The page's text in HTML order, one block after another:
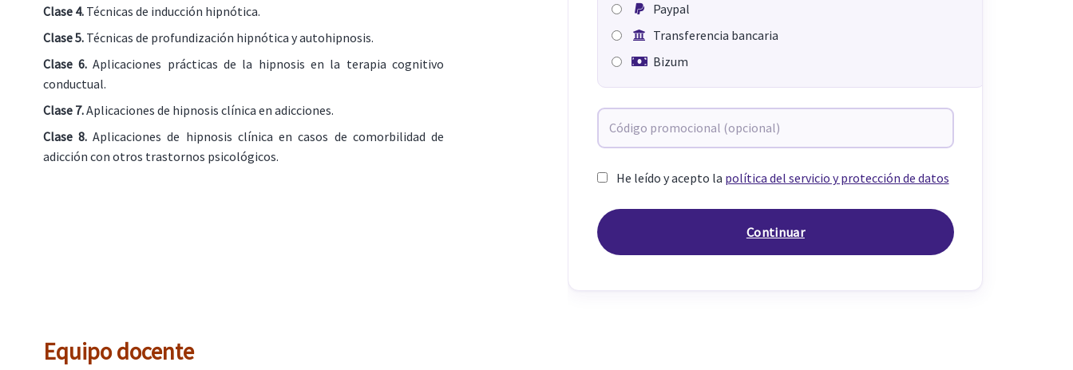
Clase 4.Técnicas de inducción hipnótica.
Clase 5.Técnicas de profundización hipnótica y autohipnosis.
Clase 6.Aplicaciones prácticas de la hipnosis en la terapia cognitivo
conductual.
Clase 7.Aplicaciones de hipnosis clínica en adicciones.
Clase 8.Aplicaciones de hipnosis clínica en casos de comorbilidad de
adicción con otros trastornos psicológicos.
Paypal
Transferencia bancaria
Bizum
He leído y acepto la política del servicio y protección de datos
Equipo docente